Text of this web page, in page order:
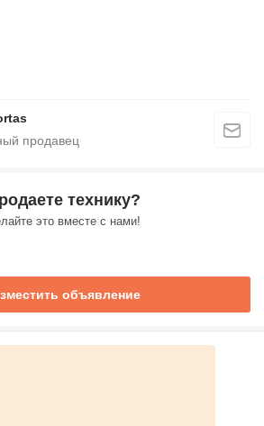
технику?
это вместе с нами!
объявление